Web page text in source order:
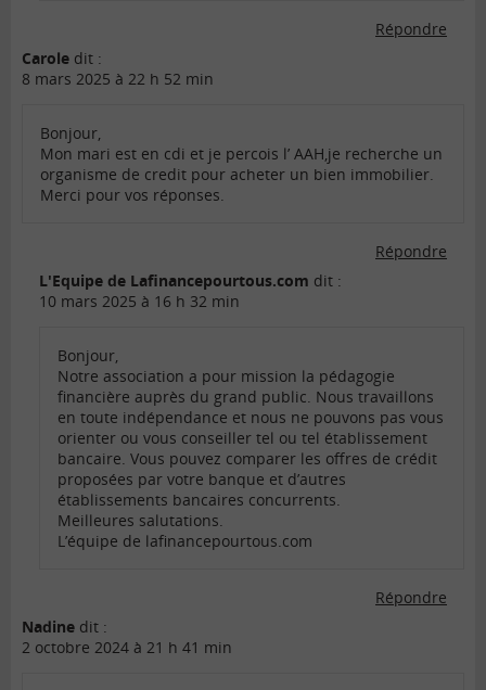
Répondre
Carole dit :
8 mars 2025 à 22 h 52 min
Bonjour,
Mon mari est en cdi et je percois l’ AAH,je recherche un
organisme de credit pour acheter un bien immobilier.
Merci pour vos réponses.
Répondre
L'Equipe de Lafinancepourtous.com dit :
10 mars 2025 à 16 h 32 min
Bonjour,
Notre association a pour mission la pédagogie
financière auprès du grand public. Nous travaillons
en toute indépendance et nous ne pouvons pas vous
orienter ou vous conseiller tel ou tel établissement
bancaire. Vous pouvez comparer les offres de crédit
proposées par votre banque et d’autres
établissements bancaires concurrents.
Meilleures salutations.
L’équipe de lafinancepourtous.com
Répondre
Nadine dit :
2 octobre 2024 à 21 h 41 min